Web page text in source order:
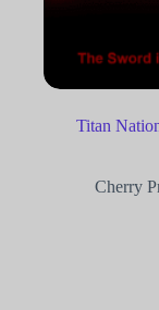
Titan
Cherry